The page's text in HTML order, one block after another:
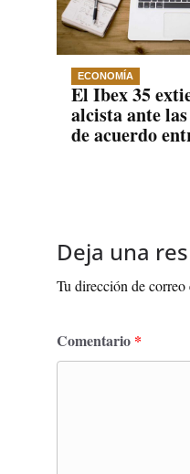
ECONOMÍA
El Ibex 35
alcista ante
de acuerdo
Deja una
Tu dirección de
Comentario *